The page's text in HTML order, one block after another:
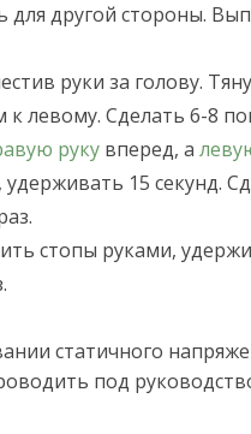
для другой стороны.
руки за голову.
левому. Сделать 6-8
руку вперед, а
15 секунд.
стопы руками,
статичного
под